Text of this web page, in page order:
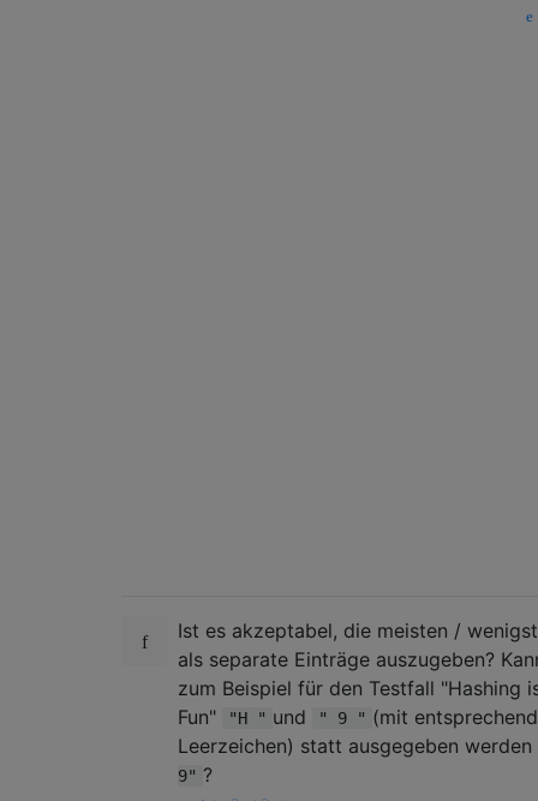
Ist es akzeptabel, die meisten /
als separate Einträge auszugeben?
zum Beispiel für den Testfall "Hashing
Fun"
"H " und " 9 " (mit
Leerzeichen) statt ausgegeben werden
9" ?